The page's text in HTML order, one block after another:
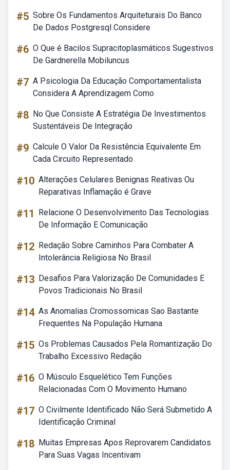
#5 Sobre Os Fundamentos Arquiteturais Do Banco
De Dados Postgresql Considere
#6 O Que é Bacilos Supracitoplasmáticos Sugestivos
De Gardnerella Mobiluncus
#7 A Psicologia Da Educação Comportamentalista
Considera A Aprendizagem Como
#8 No Que Consiste A Estratégia De Investimentos
Sustentáveis De Integração
#9 Calcule O Valor Da Resistência Equivalente Em
Cada Circuito Representado
#10 Alterações Celulares Benignas Reativas Ou
Reparativas Inflamação é Grave
#11
Relacione O Desenvolvimento Das Tecnologias
De Informação E Comunicação
#12 Redação Sobre Caminhos Para Combater A
Intolerância Religiosa No Brasil
#13 Desafios Para Valorização De Comunidades E
Povos Tradicionais No Brasil
#14 As Anomalias Cromossomicas Sao Bastante
Frequentes Na População Humana
#15 Os Problemas Causados Pela Romantização Do
Trabalho Excessivo Redação
#16 O Músculo Esquelético Tem Funções
Relacionadas Com O Movimento Humano
#17 O Civilmente Identificado Não Será Submetido A
Identificação Criminal
#18 Muitas Empresas Apos Reprovarem Candidatos
Para Suas Vagas Incentivam